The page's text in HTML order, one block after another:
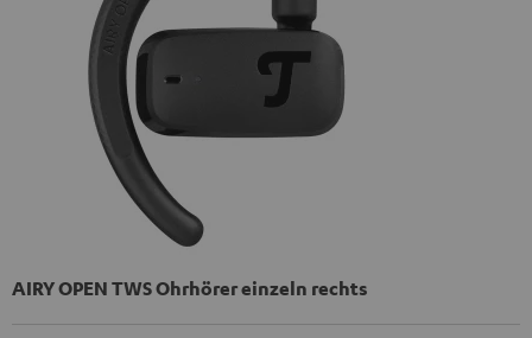
AIRY OPEN TWS Ohrhörer einzeln rechts